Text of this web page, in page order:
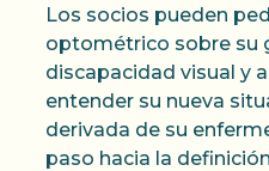
Los socios pueden
optométrico sobre su
discapacidad visual y
entender su nueva
derivada de su
paso hacia la